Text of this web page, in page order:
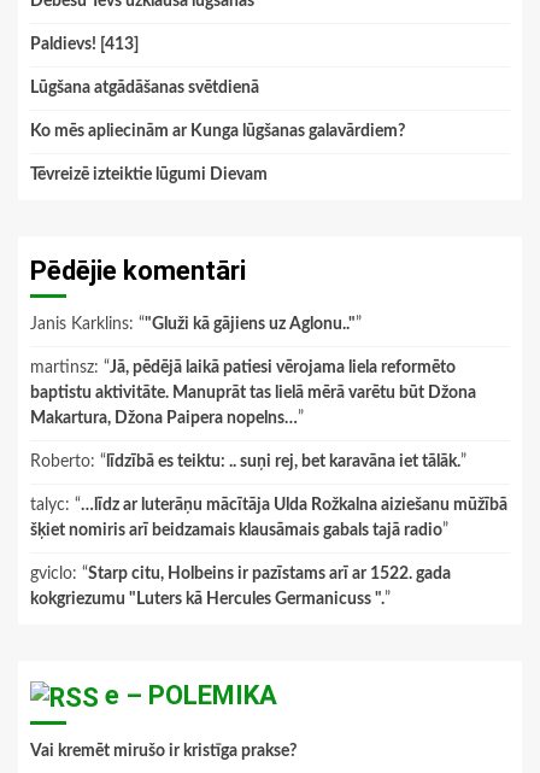
Paldievs! [413]
Lūgšana atgādāšanas svētdienā
Ko mēs apliecinām ar Kunga lūgšanas galavārdiem?
Tēvreizē izteiktie lūgumi Dievam
Pēdējie komentāri
Janis Karklins: “"Gluži kā gājiens uz Aglonu.."”
martinsz: “Jā, pēdējā laikā patiesi vērojama liela reformēto
baptistu aktivitāte. Manuprāt tas lielā mērā varētu būt Džona
Makartura, Džona Paipera nopelns…”
Roberto: “ līdzībā es teiktu: .. suņi rej, bet karavāna iet tālāk.”
talyc: “…līdz ar luterāņu mācītāja Ulda Rožkalna aiziešanu mūžībā
šķiet nomiris arī beidzamais klausāmais gabals tajā radio”
gviclo: “Starp citu, Holbeins ir pazīstams arī ar 1522. gada
kokgriezumu "Luters kā Hercules Germanicuss ".”
e – POLEMIKA
Vai kremēt mirušo ir kristīga prakse?